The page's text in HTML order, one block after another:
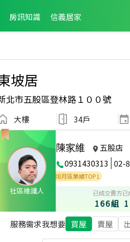
房訊知識 信義居家
坡居
北市五股區登林路１００號
大樓 34戶
社區維護人
陳家維
五股店
0931430313 02-
2023年8月區業績TOP1
已成交賣方
166組
已
服務需求我想要 買屋 賣屋